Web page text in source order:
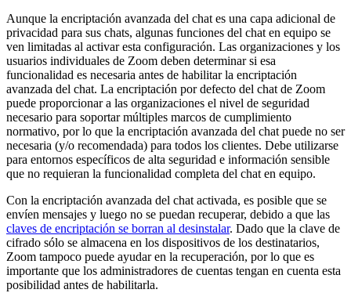
Aunque la encriptación avanzada del chat es una capa adicional de
privacidad para sus chats, algunas funciones del chat en equipo se
ven limitadas al activar esta configuración. Las organizaciones y los
usuarios individuales de Zoom deben determinar si esa
funcionalidad es necesaria antes de habilitar la encriptación
avanzada del chat. La encriptación por defecto del chat de Zoom
puede proporcionar a las organizaciones el nivel de seguridad
necesario para soportar múltiples marcos de cumplimiento
normativo, por lo que la encriptación avanzada del chat puede no ser
necesaria (y/o recomendada) para todos los clientes. Debe utilizarse
para entornos específicos de alta seguridad e información sensible
que no requieran la funcionalidad completa del chat en equipo.
Con la encriptación avanzada del chat activada, es posible que se
envíen mensajes y luego no se puedan recuperar, debido a que las
claves de encriptación se borran al desinstalar. Dado que la clave de
cifrado sólo se almacena en los dispositivos de los destinatarios,
Zoom tampoco puede ayudar en la recuperación, por lo que es
importante que los administradores de cuentas tengan en cuenta esta
posibilidad antes de habilitarla.